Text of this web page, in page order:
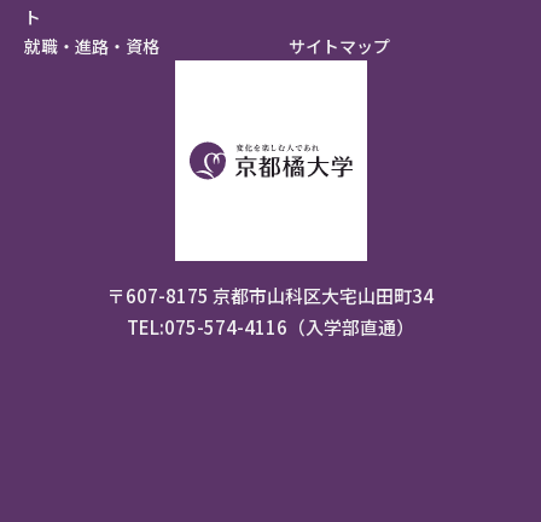
〒607-8175 京都市山科区大宅山田町34
TEL:075-574-4116（入学部直通）
ト
就職・進路・資格 サイトマップ